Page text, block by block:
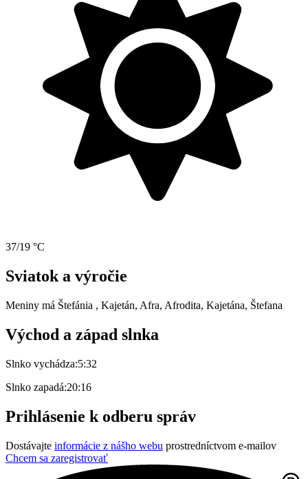
37/19 °C
Sviatok a výročie
Meniny má Štefánia , Kajetán, Afra, Afrodita, Kajetána, Štefana
Východ a západ slnka
Slnko vychádza:5:32
Slnko zapadá:20:16
Prihlásenie k odberu správ
Dostávajte informácie z nášho webu prostredníctvom e-mailov
Chcem sa zaregistrovať